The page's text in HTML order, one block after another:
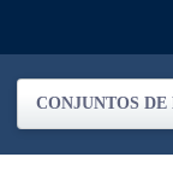
CONJUNTOS DE